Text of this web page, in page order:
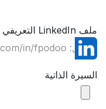
ملف LinkedIn التعريفي
السيرة الذاتية